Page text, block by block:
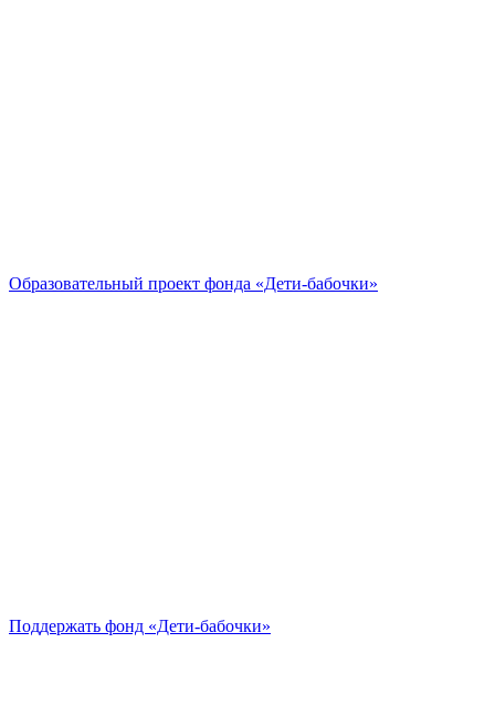
Образовательный проект фонда «Дети-бабочки»
Поддержать фонд «Дети-бабочки»